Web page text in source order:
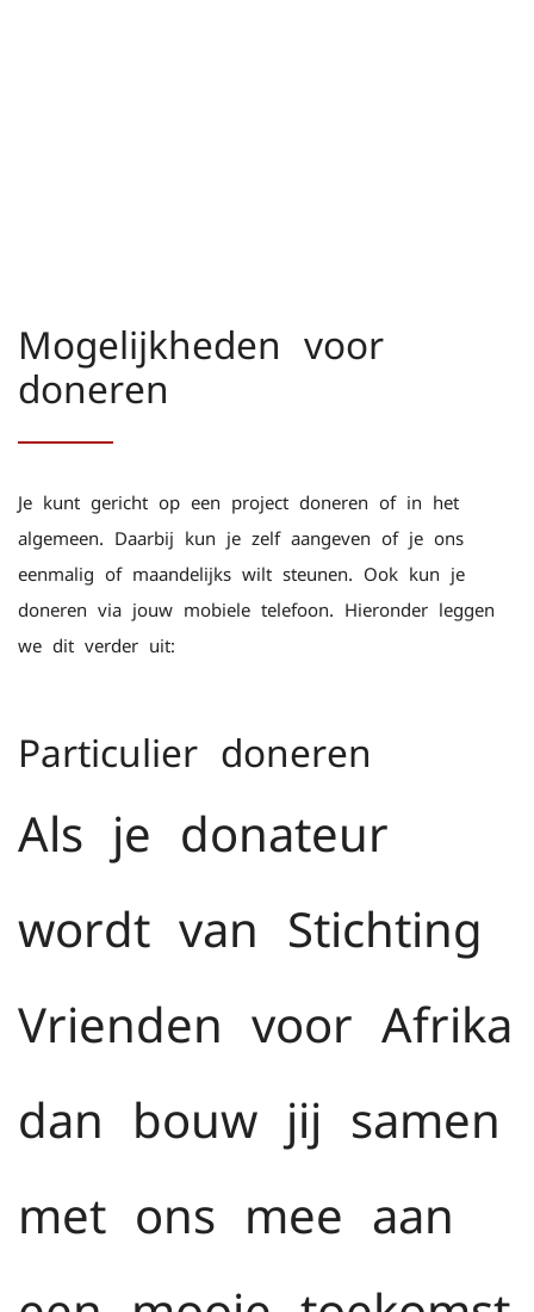
Mogelijkheden voor
doneren
Je kunt gericht op een project doneren of in het
algemeen. Daarbij kun je zelf aangeven of je ons
eenmalig of maandelijks wilt steunen. Ook kun je
doneren via jouw mobiele telefoon. Hieronder leggen
we dit verder uit:
Particulier doneren
Als je donateur
wordt van Stichting
Vrienden voor Afrika
dan bouw jij samen
met ons mee aan